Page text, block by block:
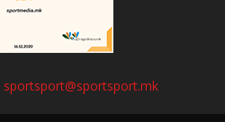
sportsport@sportsport.mk